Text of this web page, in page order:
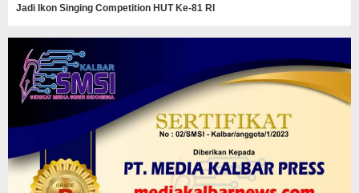
Jadi Ikon Singing Competition HUT Ke-81 RI